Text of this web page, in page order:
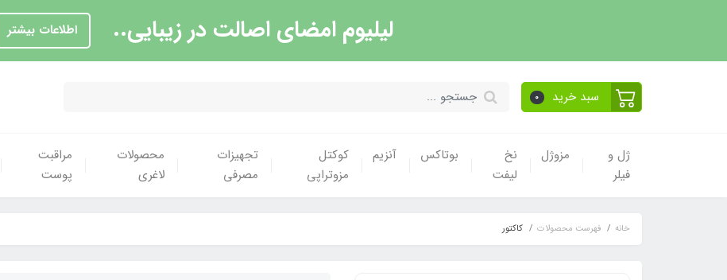
لیلیوم امضای اصالت در زیبایی.. اطلاعات بیشتر
سبد خرید 0
ژل و
فیلر
مزوژل
نخ
لیفت
بوتاکس آنزیم
کوکتل
مزوتراپی
تجهیزات
مصرفی
محصولات
لاغری
مراقبت
پوست
خانه فهرست محصولات کاکتور